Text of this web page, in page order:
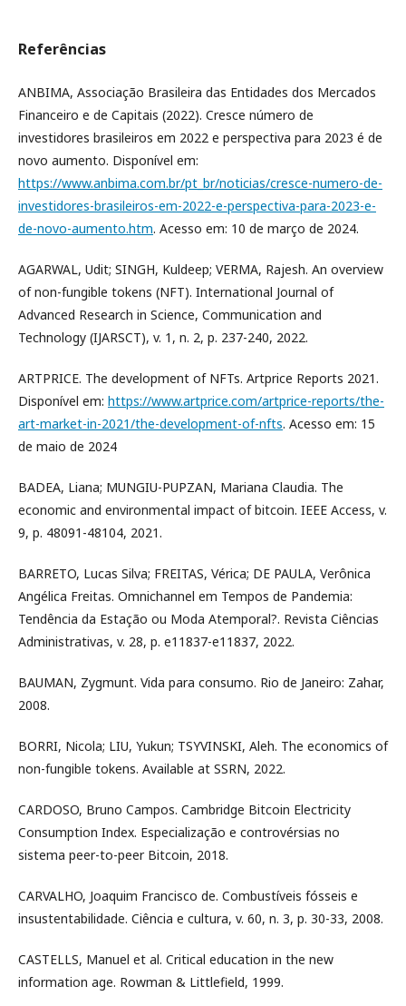
Referências
ANBIMA, Associação Brasileira das Entidades dos Mercados
Financeiro e de Capitais (2022). Cresce número de
investidores brasileiros em 2022 e perspectiva para 2023 é de
novo aumento. Disponível em:
https://www.anbima.com.br/pt_br/noticias/cresce-numero-de-
investidores-brasileiros-em-2022-e-perspectiva-para-2023-e-
de-novo-aumento.htm. Acesso em: 10 de março de 2024.
AGARWAL, Udit; SINGH, Kuldeep; VERMA, Rajesh. An overview
of non-fungible tokens (NFT). International Journal of
Advanced Research in Science, Communication and
Technology (IJARSCT), v. 1, n. 2, p. 237-240, 2022.
ARTPRICE. The development of NFTs. Artprice Reports 2021.
Disponível em: https://www.artprice.com/artprice-reports/the-
art-market-in-2021/the-development-of-nfts. Acesso em: 15
de maio de 2024
BADEA, Liana; MUNGIU-PUPӐZAN, Mariana Claudia. The
economic and environmental impact of bitcoin. IEEE Access, v.
9, p. 48091-48104, 2021.
BARRETO, Lucas Silva; FREITAS, Vérica; DE PAULA, Verônica
Angélica Freitas. Omnichannel em Tempos de Pandemia:
Tendência da Estação ou Moda Atemporal?. Revista Ciências
Administrativas, v. 28, p. e11837-e11837, 2022.
BAUMAN, Zygmunt. Vida para consumo. Rio de Janeiro: Zahar,
2008.
BORRI, Nicola; LIU, Yukun; TSYVINSKI, Aleh. The economics of
non-fungible tokens. Available at SSRN, 2022.
CARDOSO, Bruno Campos. Cambridge Bitcoin Electricity
Consumption Index. Especialização e controvérsias no
sistema peer-to-peer Bitcoin, 2018.
CARVALHO, Joaquim Francisco de. Combustíveis fósseis e
insustentabilidade. Ciência e cultura, v. 60, n. 3, p. 30-33, 2008.
CASTELLS, Manuel et al. Critical education in the new
information age. Rowman & Littlefield, 1999.